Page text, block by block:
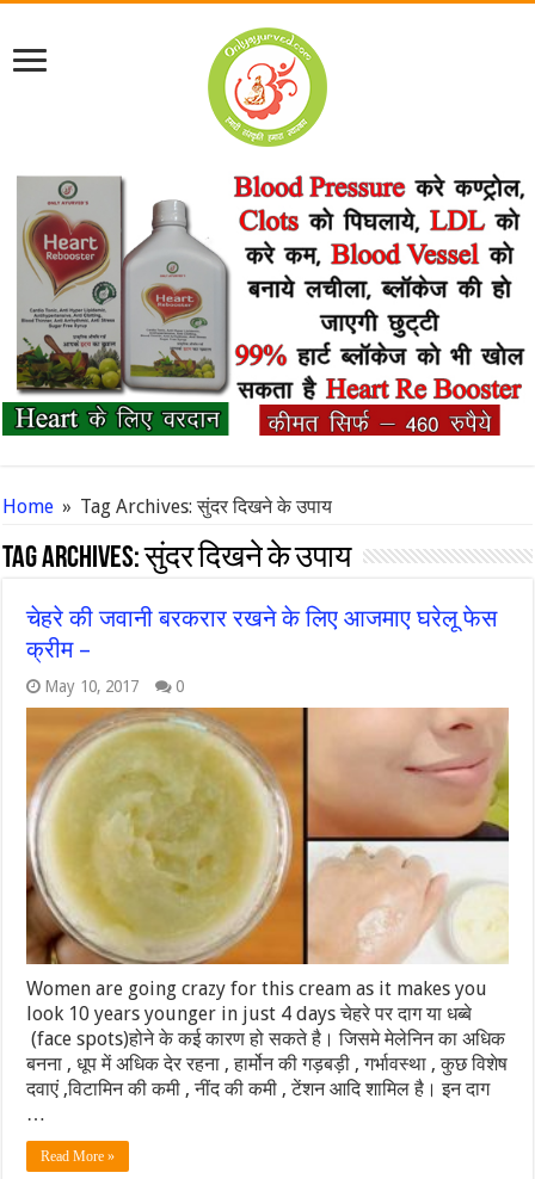
Home » Tag Archives: सुंदर दिखने के उपाय
Tag Archives:सुंदर दिखने के उपाय
चेहरे की जवानी बरकरार रखने के लिए आजमाए घरेलू फेस
क्रीम –
May 10, 2017 0
Women are going crazy for this cream as it makes you
look 10 years younger in just 4 days चेहरे पर दाग या धब्बे
(face spots)होने के कई कारण हो सकते है। जिसमे मेलेनिन का अधिक
बनना , धूप में अधिक देर रहना , हार्मोन की गड़बड़ी , गर्भावस्था , कुछ विशेष
दवाएं ,विटामिन की कमी , नींद की कमी , टेंशन आदि शामिल है। इन दाग
…
Read More »